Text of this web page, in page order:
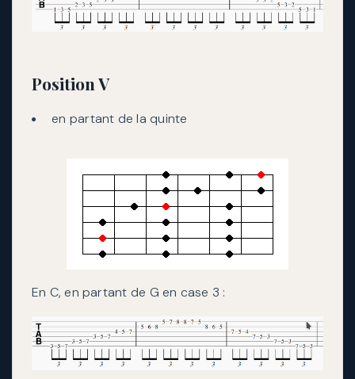
Position V
en partant de la quinte
En C, en partant de G en case 3 :